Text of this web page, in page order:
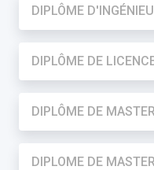
DIPLÔME
DIPLÔME DE
DIPLÔME DE MASTER
DIPLOME DE